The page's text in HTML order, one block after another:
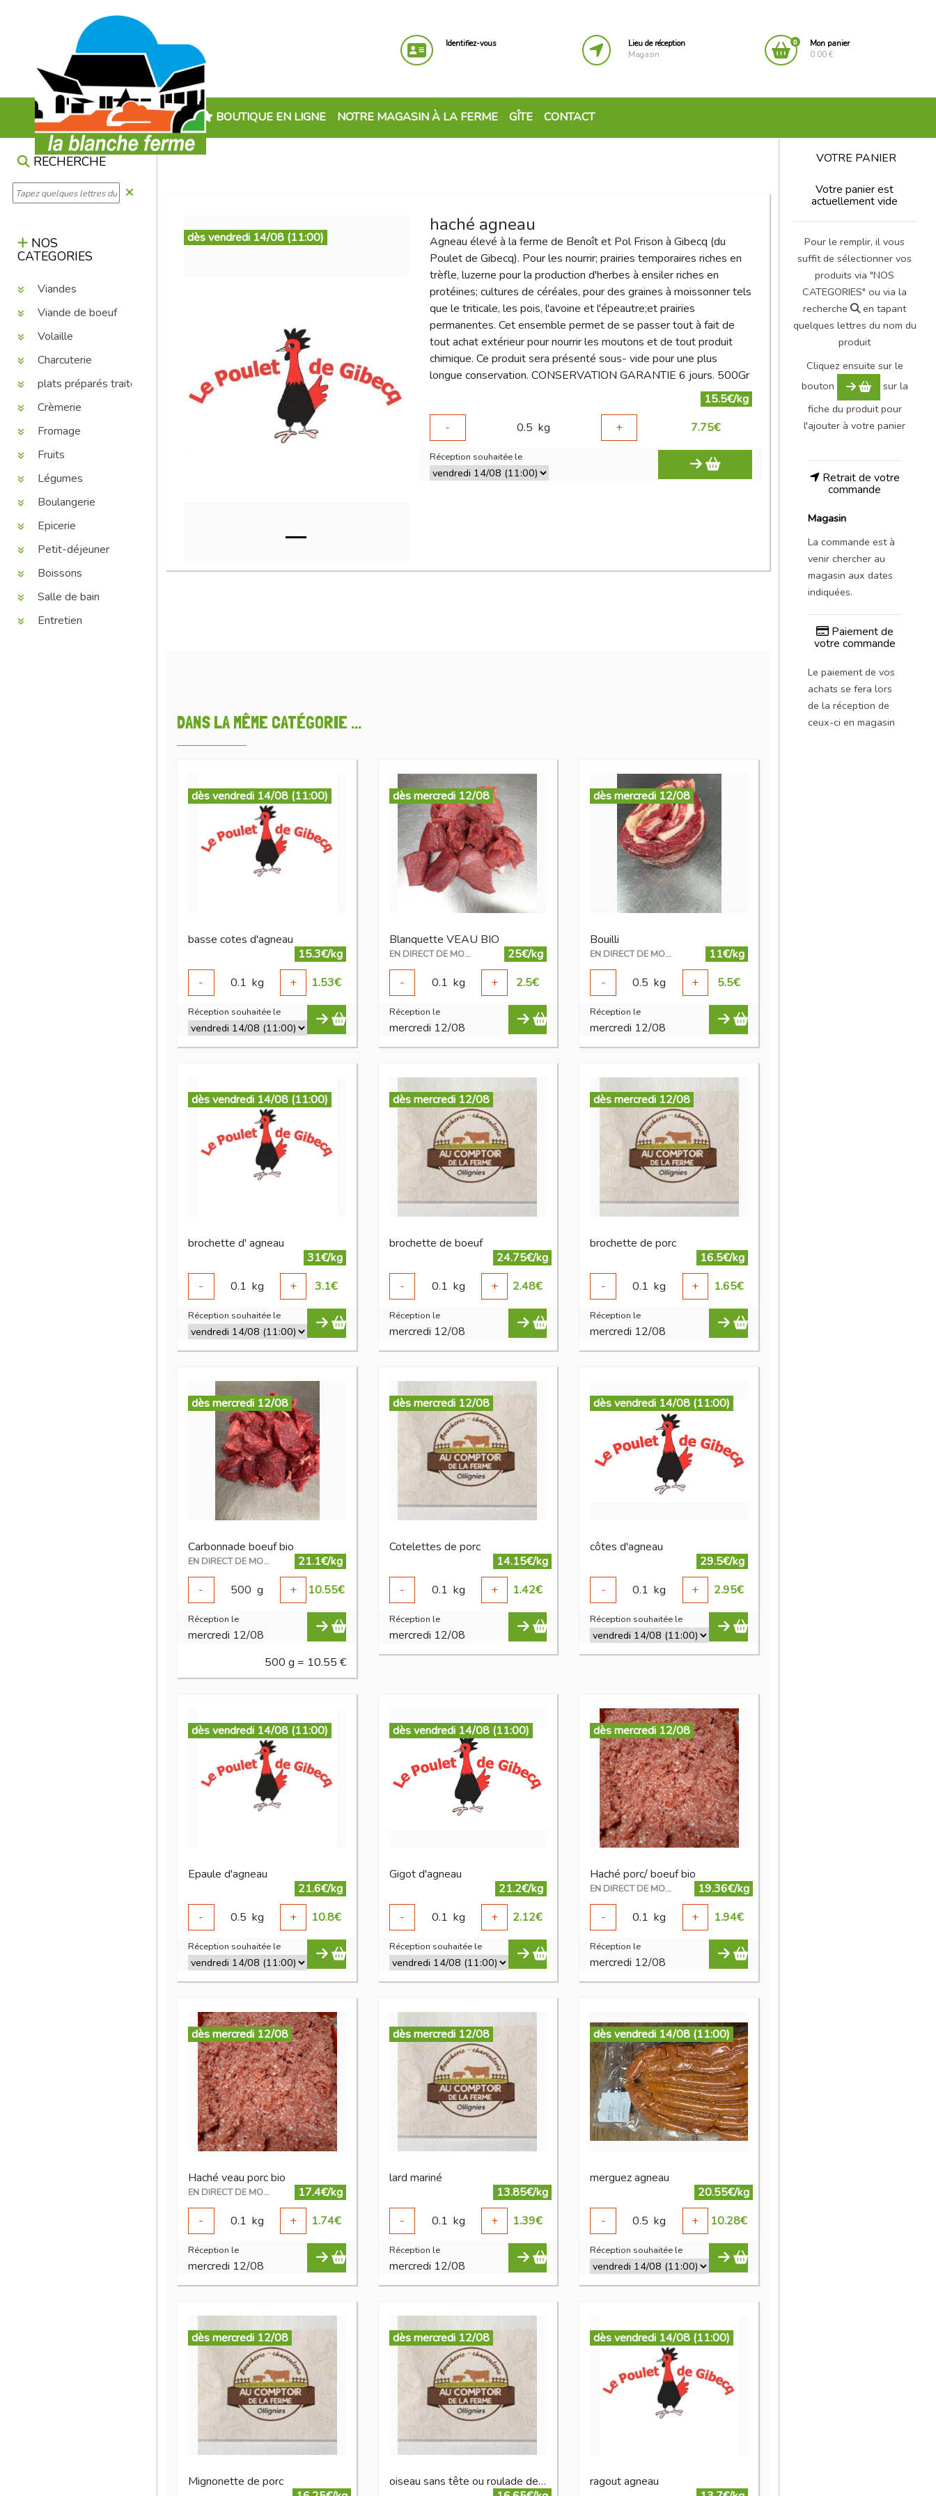
Identifiez-vous
Lieu de réception
Magasin
0
Mon panier
0.00 €
BOUTIQUE EN LIGNE NOTRE MAGASIN À LA FERME GÎTE CONTACT
RECHERCHE
NOS
CATEGORIES
Viandes
Viande de boeuf
Volaille
Charcuterie
plats préparés traiteur
Crèmerie
Fromage
Fruits
Légumes
Boulangerie
Epicerie
Petit-déjeuner
Boissons
Salle de bain
Entretien
dès vendredi 14/08 (11:00)
haché agneau
Agneau élevé à la ferme de Benoît et Pol Frison à Gibecq (du
Poulet de Gibecq). Pour les nourrir; prairies temporaires riches en
trèfle, luzerne pour la production d'herbes à ensiler riches en
protéines; cultures de céréales, pour des graines à moissonner tels
que le triticale, les pois, l'avoine et l'épeautre;et prairies
permanentes. Cet ensemble permet de se passer tout à fait de
tout achat extérieur pour nourrir les moutons et de tout produit
chimique. Ce produit sera présenté sous- vide pour une plus
longue conservation. CONSERVATION GARANTIE 6 jours. 500Gr
15.5€/kg
-
0.5 kg + 7.75€
Réception souhaitée le
DANS LA MÊME CATÉGORIE ...
dès vendredi 14/08 (11:00)
basse cotes d'agneau
15.3€/kg
-
0.1 kg + 1.53€
Réception souhaitée le
dès mercredi 12/08
Blanquette VEAU BIO
EN DIRECT DE MON ÉLEVAGE
25€/kg
-
0.1 kg + 2.5€
Réception le
mercredi 12/08
dès mercredi 12/08
Bouilli
EN DIRECT DE MON ÉLEVAGE
11€/kg
-
0.5 kg + 5.5€
Réception le
mercredi 12/08
dès vendredi 14/08 (11:00)
brochette d' agneau
31€/kg
-
0.1 kg + 3.1€
Réception souhaitée le
dès mercredi 12/08
brochette de boeuf
24.75€/kg
-
0.1 kg + 2.48€
Réception le
mercredi 12/08
dès mercredi 12/08
brochette de porc
16.5€/kg
-
0.1 kg + 1.65€
Réception le
mercredi 12/08
dès mercredi 12/08
Carbonnade boeuf bio
EN DIRECT DE MON ÉLEVAGE
21.1€/kg
-
500 g + 10.55€
Réception le
mercredi 12/08
500 g = 10.55 €
dès mercredi 12/08
Cotelettes de porc
14.15€/kg
-
0.1 kg + 1.42€
Réception le
mercredi 12/08
dès vendredi 14/08 (11:00)
côtes d'agneau
29.5€/kg
-
0.1 kg + 2.95€
Réception souhaitée le
dès vendredi 14/08 (11:00)
Epaule d'agneau
21.6€/kg
-
0.5 kg + 10.8€
Réception souhaitée le
dès vendredi 14/08 (11:00)
Gigot d'agneau
21.2€/kg
-
0.1 kg + 2.12€
Réception souhaitée le
dès mercredi 12/08
Haché porc/ boeuf bio
EN DIRECT DE MON ÉLEVAGE
19.36€/kg
-
0.1 kg + 1.94€
Réception le
mercredi 12/08
dès mercredi 12/08
Haché veau porc bio
EN DIRECT DE MON ÉLEVAGE
17.4€/kg
-
0.1 kg + 1.74€
Réception le
mercredi 12/08
dès mercredi 12/08
lard mariné
13.85€/kg
-
0.1 kg + 1.39€
Réception le
mercredi 12/08
dès vendredi 14/08 (11:00)
merguez agneau
20.55€/kg
-
0.5 kg + 10.28€
Réception souhaitée le
dès mercredi 12/08
Mignonette de porc
dès mercredi 12/08
oiseau sans tête ou roulade de boeuf
dès vendredi 14/08 (11:00)
ragout agneau
VOTRE PANIER
Votre panier est
actuellement vide
Pour le remplir, il vous
suffit de sélectionner vos
produits via "NOS
CATEGORIES" ou via la
recherche
en tapant
quelques lettres du nom du
produit
Cliquez ensuite sur le
bouton
sur la
fiche du produit pour
l'ajouter à votre panier
Retrait de votre
commande
Magasin
La commande est à
venir chercher au
magasin aux dates
indiquées.
Paiement de
votre commande
Le paiement de vos
achats se fera lors
de la réception de
ceux-ci en magasin